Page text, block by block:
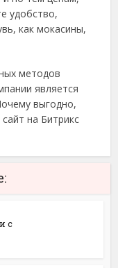
удобство,
как мокасины,
методов
является
выгодно,
на Битрикс
с